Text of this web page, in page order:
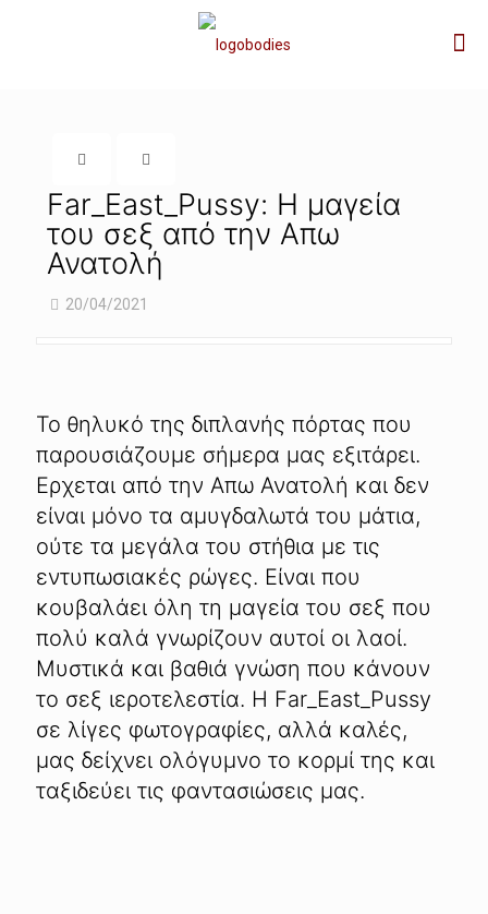
Far_East_Pussy: Η μαγεία
του σεξ από την Απω
Ανατολή
20/04/2021
Το θηλυκό της διπλανής πόρτας που
παρουσιάζουμε σήμερα μας εξιτάρει.
Ερχεται από την Απω Ανατολή και δεν
είναι μόνο τα αμυγδαλωτά του μάτια,
ούτε τα μεγάλα του στήθια με τις
εντυπωσιακές ρώγες. Είναι που
κουβαλάει όλη τη μαγεία του σεξ που
πολύ καλά γνωρίζουν αυτοί οι λαοί.
Μυστικά και βαθιά γνώση που κάνουν
το σεξ ιεροτελεστία. Η Far_East_Pussy
σε λίγες φωτογραφίες, αλλά καλές,
μας δείχνει ολόγυμνο το κορμί της και
ταξιδεύει τις φαντασιώσεις μας.